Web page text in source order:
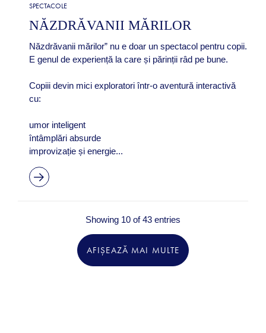
SPECTACOLE
NĂZDRĂVANII MĂRILOR
Năzdrăvanii mărilor” nu e doar un spectacol pentru copii.
E genul de experiență la care și părinții râd pe bune.
Copiii devin mici exploratori într-o aventură interactivă
cu:
umor inteligent
întâmplări absurde
improvizație și energie...
Showing 10 of 43 entries
AFIȘEAZĂ MAI MULTE